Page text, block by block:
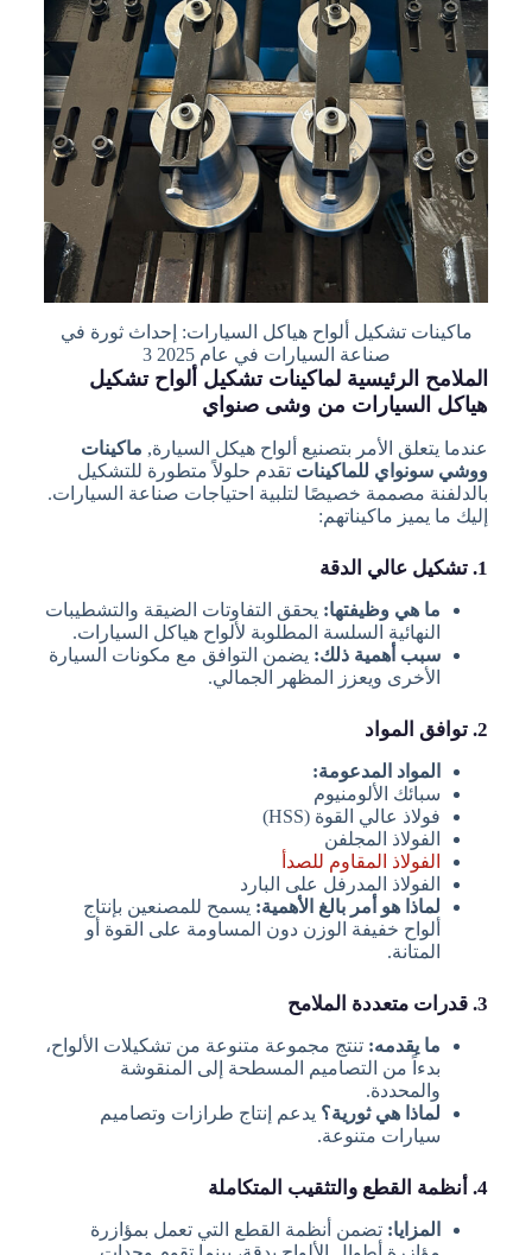
ماكينات تشكيل ألواح هياكل السيارات: إحداث ثورة في
صناعة السيارات في عام 2025 3
الملامح الرئيسية لماكينات تشكيل ألواح تشكيل
هياكل السيارات من وشى صنواي
عندما يتعلق الأمر بتصنيع ألواح هيكل السيارة, ماكينات
ووشي سونواي للماكينات تقدم حلولاً متطورة للتشكيل
بالدلفنة مصممة خصيصًا لتلبية احتياجات صناعة السيارات.
إليك ما يميز ماكيناتهم:
1. تشكيل عالي الدقة
ما هي وظيفتها: يحقق التفاوتات الضيقة والتشطيبات
النهائية السلسة المطلوبة لألواح هياكل السيارات.
سبب أهمية ذلك: يضمن التوافق مع مكونات السيارة
الأخرى ويعزز المظهر الجمالي.
2. توافق المواد
المواد المدعومة:
سبائك الألومنيوم
فولاذ عالي القوة (HSS)
الفولاذ المجلفن
الفولاذ المقاوم للصدأ
الفولاذ المدرفل على البارد
لماذا هو أمر بالغ الأهمية: يسمح للمصنعين بإنتاج
ألواح خفيفة الوزن دون المساومة على القوة أو
المتانة.
3. قدرات متعددة الملامح
ما يقدمه: تنتج مجموعة متنوعة من تشكيلات الألواح،
بدءاً من التصاميم المسطحة إلى المنقوشة
والمحددة.
لماذا هي ثورية؟ يدعم إنتاج طرازات وتصاميم
سيارات متنوعة.
4. أنظمة القطع والتثقيب المتكاملة
المزايا: تضمن أنظمة القطع التي تعمل بمؤازرة